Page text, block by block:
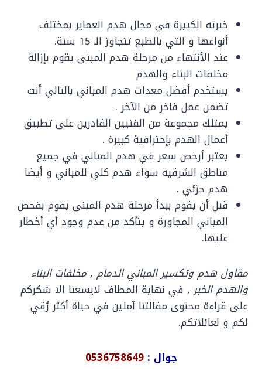
خبرته الكبيرة في مجال هدم العماير بمختلف
أنواعها و التي بالطبع تتجاوز الـ 15 سنة.
عند الأنتهاء من مرحلة هدم المبنى يقوم بإزالة
مخلفات البناء والهدم
يستخدم أفضل معدات هدم المباني بالتالي أنت
تضمن عمل فاخر من الآخر .
يمتلك مجموعة من الفنيين القادرين على تطبيق
أعمال الهدم بإحترافية كبيرة .
يعتبر أرخص سعر في هدم المباني في جميع
مناطق الشرقية سواء هدم كلي للمباني و أيضا
هدم جزئي .
قبل أن يقوم ببدأ مرحلة هدم المبنى يقوم بفحص
المباني المجاورة و يتأكد من عدم وجود أي أخطار
عليها.
مقاول هدم وتكسير المباني الدمام ,مخلفات البناء
والهدم الخبر , في نهاية المطاف لايسعنا الا شكركم
على قراءة محتوى مقالتنا آملين في حياة أكثر رُقي
لكم و لعائلاتكم.
جوال :0536758649